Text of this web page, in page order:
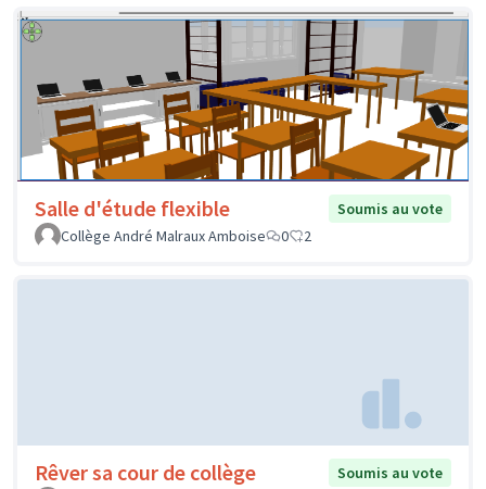
Salle d'étude flexible
Soumis au vote
Collège André Malraux Amboise
0 2
Rêver sa cour de collège
Soumis au vote